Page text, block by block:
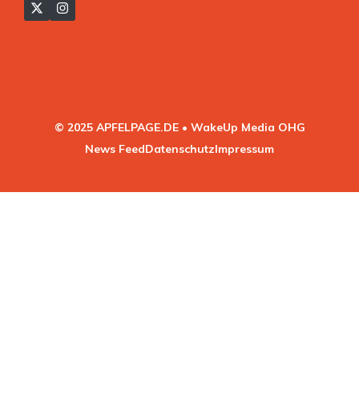
© 2025 APFELPAGE.DE • WakeUp Media OHG
News FeedDatenschutzImpressum